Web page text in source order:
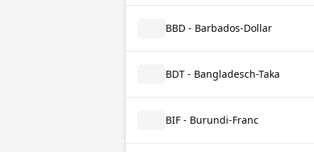
BBD - Barbados-Dollar
BDT - Bangladesch-Taka
BIF - Burundi-Franc